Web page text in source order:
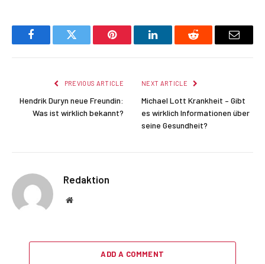
FacebookTwitter Pinterest LinkedInReddit Email
PREVIOUS ARTICLE
Hendrik Duryn neue Freundin:
Was ist wirklich bekannt?
NEXT ARTICLE
Michael Lott Krankheit – Gibt
es wirklich Informationen über
seine Gesundheit?
Redaktion
Website
ADD A COMMENT